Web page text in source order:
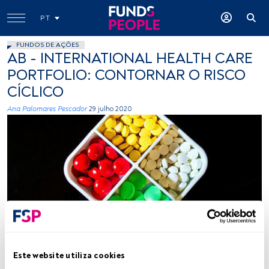
Este website utiliza cookies
PT
FUNDOS DE AÇÕES
AB - INTERNATIONAL HEALTH CARE
PORTFOLIO: CONTORNAR O RISCO
CÍCLICO
Ana Palomares Pescador 29 julho 2020
Unsplash